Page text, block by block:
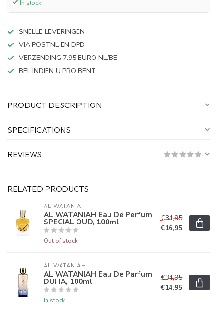
In stock
SNELLE LEVERINGEN
VIA POSTNL EN DPD
VERZENDING 7.95 EURO NL/BE
BEL INDIEN U PRO BENT
PRODUCT DESCRIPTION
SPECIFICATIONS
REVIEWS
RELATED PRODUCTS
AL WATANIAH
AL WATANIAH Eau De Perfum
SPECIAL OUD, 100ml
Out of stock
€34,95
€16,95
AL WATANIAH
AL WATANIAH Eau De Parfum
DUHA, 100ml
In stock
€34,95
€14,95